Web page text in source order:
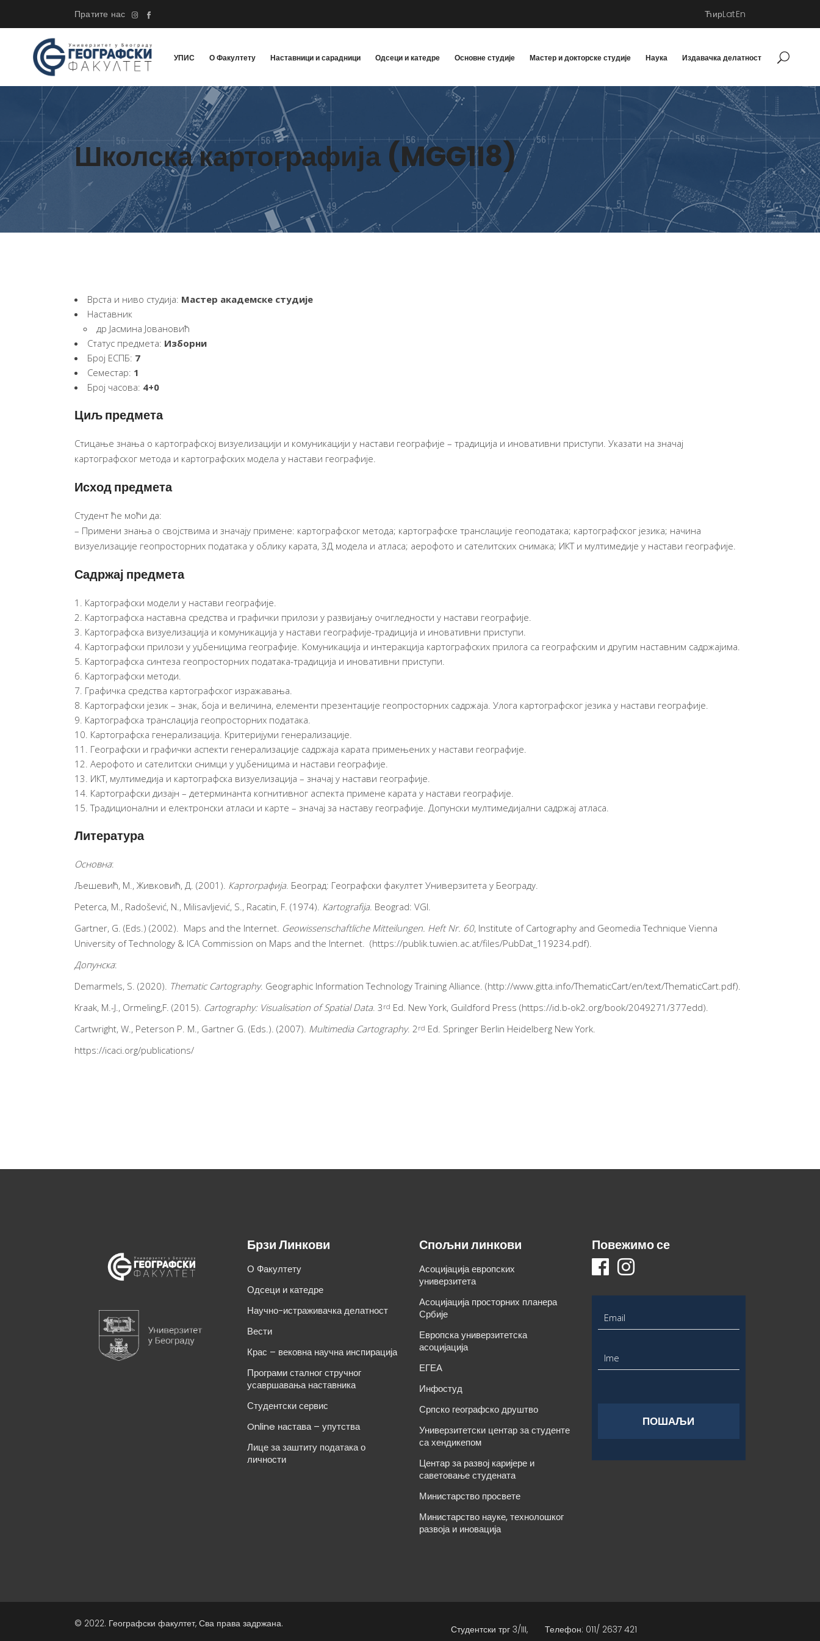
Пратите нас ЋирLatEn
УПИС О Факултету Наставници и сарадници Одсеци и катедре Основне студије Мастер и докторске студије Наука Издавачка делатност
Школска картографија (MGG1I8)
Врста и ниво студија: Мастер академске студије
Наставник
др Јасмина Јовановић
Статус предмета: Изборни
Број ЕСПБ: 7
Семестар: 1
Број часова: 4+0
Циљ предмета
Стицање знања о картографској визуелизацији и комуникацији у настави географије – традиција и иновативни приступи. Указати на значај
картографског метода и картографских модела у настави географије.
Исход предмета
Студент ће моћи да:
– Примени знања о својствима и значају примене: картографског метода; картографске транслације геоподатака; картографског језика; начина
визуелизације геопросторних података у облику карата, 3Д модела и атласа; aерофото и сателитских снимака; ИКТ и мултимедије у настави географије.
Садржај предмета
Картографски модели у настави географије.
Картографска наставна средства и графички прилози у развијању очигледности у настави географије.
Картографска визуелизација и комуникација у настави географије-традиција и иновативни приступи.
Картографски прилози у уџбеницима географије. Комуникација и интеракција картографских прилога са географским и другим наставним садржајима.
Картографска синтеза геопросторних података-традиција и иновативни приступи.
Картографски методи.
Графичка средства картографског изражавања.
Картографски језик – знак, боја и величина, елементи презентације геопросторних садржаја. Улога картографског језика у настави географије.
Картографска транслација геопросторних података.
Картографска генерализација. Критеријуми генерализације.
Географски и графички аспекти генерализације садржаја карата примењених у настави географије.
Aерофото и сателитски снимци у уџбеницима и настави географије.
ИКТ, мултимедија и картографска визуелизација – значај у настави географије.
Картографски дизајн – детерминанта когнитивног аспекта примене карата у настави географије.
Традиционални и електронски атласи и карте – значај за наставу географије. Допунски мултимедијални садржај атласа.
Литература
Основна:
Љешевић, М., Живковић, Д. (2001). Картографија. Београд: Географски факултет Универзитета у Београду.
Peterca, M., Radošević, N., Milisavljević, S., Racatin, F. (1974). Kartografija. Beograd: VGI.
Gartner, G. (Eds.) (2002). Maps and the Internet. Geowissenschaftliche Mitteilungen. Heft Nr. 60, Institute of Cartography and Geomedia Technique Vienna
University of Technology & ICA Commission on Maps and the Internet. (https://publik.tuwien.ac.at/files/PubDat_119234.pdf).
Допунска:
Demarmels, S. (2020). Thematic Cartography. Geographic Information Technology Training Alliance. (http://www.gitta.info/ThematicCart/en/text/ThematicCart.pdf).
Kraak, M.-J., Ormeling,F. (2015). Cartography: Visualisation of Spatial Data. 3 rd Ed. New York, Guildford Press (https://id.b-ok2.org/book/2049271/377edd).
Cartwright, W., Peterson P. M., Gartner G. (Eds.). (2007). Multimedia Cartography. 2rd Ed. Springer Berlin Heidelberg New York.
https://icaci.org/publications/
Брзи Линкови
О Факултету
Одсеци и катедре
Научно-истраживачка делатност
Вести
Крас – вековна научна инспирација
Програми сталног стручног
усавршавања наставника
Студентски сервис
Online настава – упутства
Лице за заштиту података о
личности
Спољни линкови
Асоцијација европских
универзитета
Асоцијација просторних планера
Србије
Европска универзитетска
асоцијација
ЕГЕА
Инфостуд
Српско географско друштво
Универзитетски центар за студенте
са хендикепом
Центар за развој каријере и
саветовање студената
Министарство просвете
Министарство науке, технолошког
развоја и иновација
Повежимо се
© 2022. Географски факултет, Сва права задржана.
Студентски трг 3/III,
Телефон: 011/ 2637 421